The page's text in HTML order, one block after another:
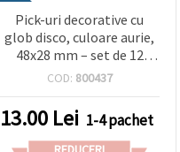
Pick-uri decorative cu
glob disco, culoare aurie,
48x28 mm – set de 12
bucăți – perfecte pentru
aranjamente florale și
proiecte DIY festive
COD: 800437
13.00 Lei 1-4 pachet